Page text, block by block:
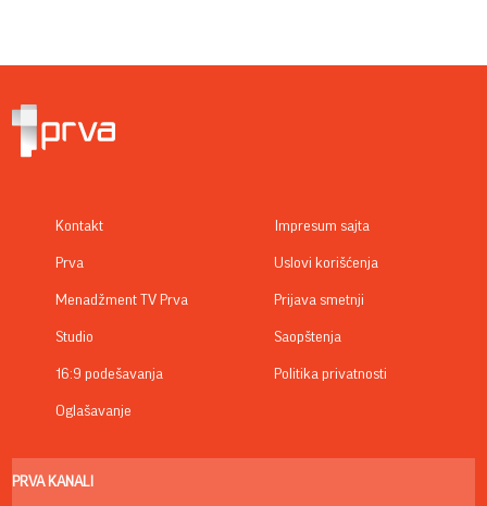
Kontakt
Prva
Menadžment TV Prva
Studio
16:9 podešavanja
Oglašavanje
Impresum sajta
Uslovi korišćenja
Prijava smetnji
Saopštenja
Politika privatnosti
PRVA KANALI